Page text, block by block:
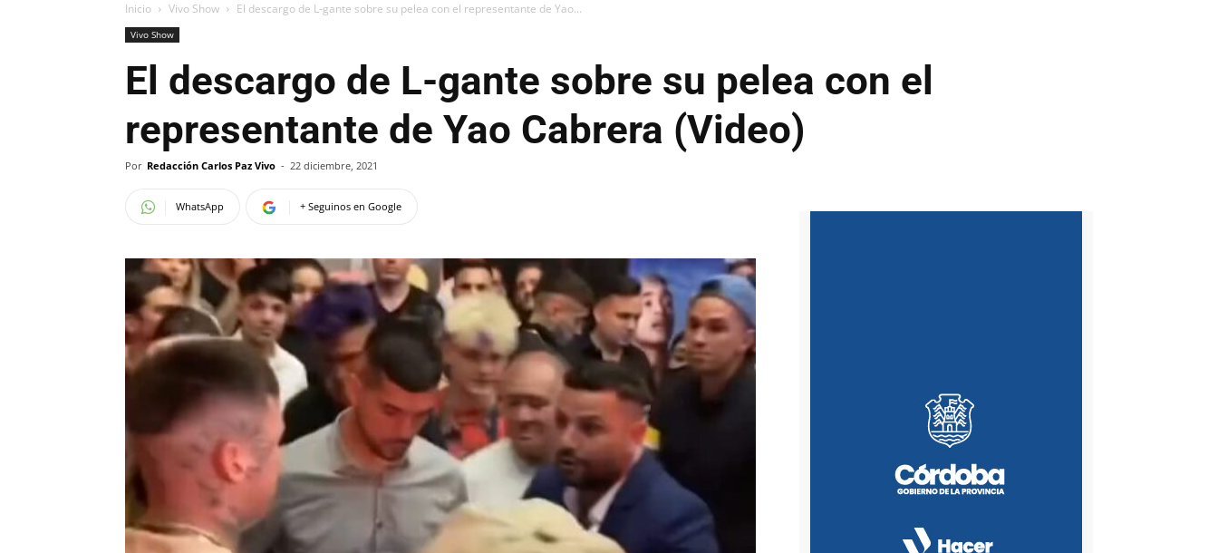
Inicio Vivo Show El descargo de L-gante sobre su pelea con el representante de Yao...
Vivo Show
El descargo de L-gante sobre su pelea con el
representante de Yao Cabrera (Video)
Por Redacción Carlos Paz Vivo - 22 diciembre, 2021
WhatsApp + Seguinos en Google